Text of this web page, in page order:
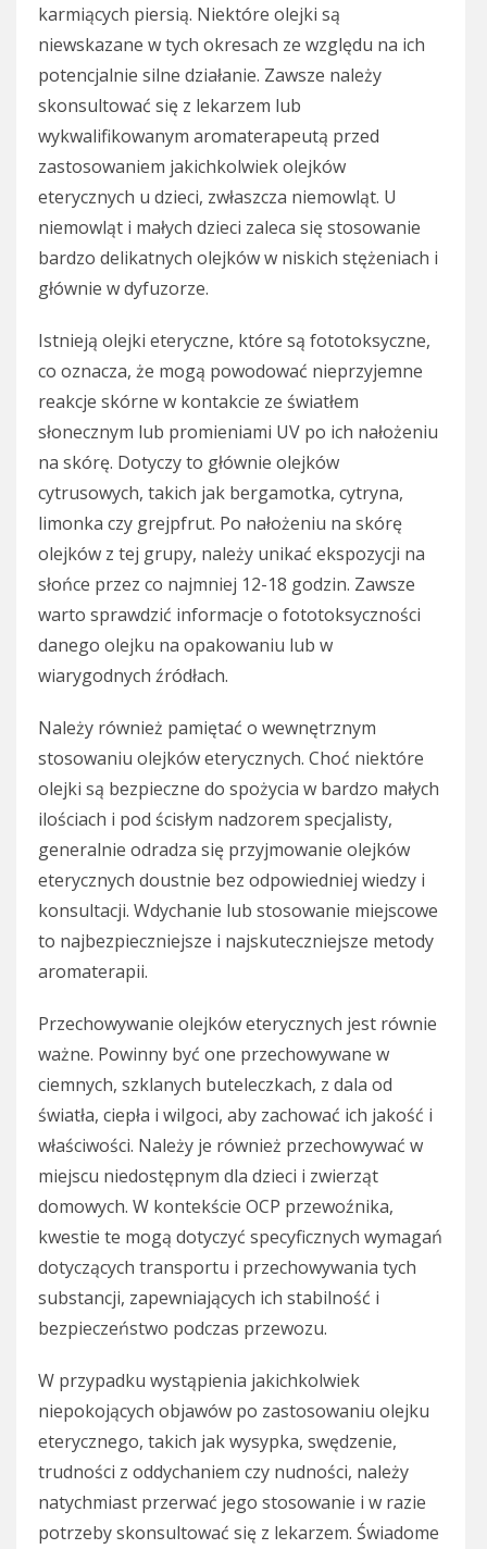
karmiących piersią. Niektóre olejki są
niewskazane w tych okresach ze względu na ich
potencjalnie silne działanie. Zawsze należy
skonsultować się z lekarzem lub
wykwalifikowanym aromaterapeutą przed
zastosowaniem jakichkolwiek olejków
eterycznych u dzieci, zwłaszcza niemowląt. U
niemowląt i małych dzieci zaleca się stosowanie
bardzo delikatnych olejków w niskich stężeniach i
głównie w dyfuzorze.
Istnieją olejki eteryczne, które są fototoksyczne,
co oznacza, że mogą powodować nieprzyjemne
reakcje skórne w kontakcie ze światłem
słonecznym lub promieniami UV po ich nałożeniu
na skórę. Dotyczy to głównie olejków
cytrusowych, takich jak bergamotka, cytryna,
limonka czy grejpfrut. Po nałożeniu na skórę
olejków z tej grupy, należy unikać ekspozycji na
słońce przez co najmniej 12-18 godzin. Zawsze
warto sprawdzić informacje o fototoksyczności
danego olejku na opakowaniu lub w
wiarygodnych źródłach.
Należy również pamiętać o wewnętrznym
stosowaniu olejków eterycznych. Choć niektóre
olejki są bezpieczne do spożycia w bardzo małych
ilościach i pod ścisłym nadzorem specjalisty,
generalnie odradza się przyjmowanie olejków
eterycznych doustnie bez odpowiedniej wiedzy i
konsultacji. Wdychanie lub stosowanie miejscowe
to najbezpieczniejsze i najskuteczniejsze metody
aromaterapii.
Przechowywanie olejków eterycznych jest równie
ważne. Powinny być one przechowywane w
ciemnych, szklanych buteleczkach, z dala od
światła, ciepła i wilgoci, aby zachować ich jakość i
właściwości. Należy je również przechowywać w
miejscu niedostępnym dla dzieci i zwierząt
domowych. W kontekście OCP przewoźnika,
kwestie te mogą dotyczyć specyficznych wymagań
dotyczących transportu i przechowywania tych
substancji, zapewniających ich stabilność i
bezpieczeństwo podczas przewozu.
W przypadku wystąpienia jakichkolwiek
niepokojących objawów po zastosowaniu olejku
eterycznego, takich jak wysypka, swędzenie,
trudności z oddychaniem czy nudności, należy
natychmiast przerwać jego stosowanie i w razie
potrzeby skonsultować się z lekarzem. Świadome